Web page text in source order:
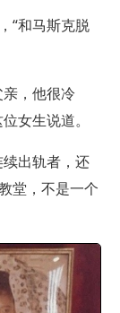
“和马斯克脱
，他很冷
女生说道。
出轨者，还
堂，不是一个